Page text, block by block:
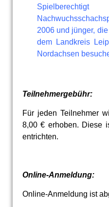
2006 und jünger,
dem Landkreis
Nordachsen
Teilnehmergebühr:
Für jeden Teilnehmer
8,00 € erhoben. Diese
entrichten.
Online-Anmeldung:
Online-Anmeldung ist